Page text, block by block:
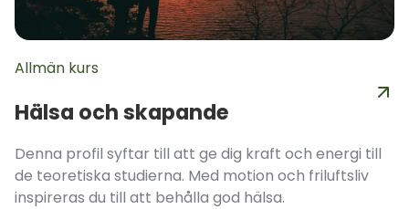
Allmän kurs
Hälsa och skapande
Denna profil syftar till att ge dig kraft och energi till
de teoretiska studierna. Med motion och friluftsliv
inspireras du till att behålla god hälsa.